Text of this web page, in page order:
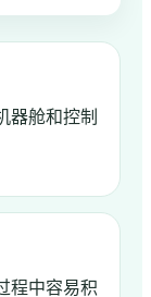
器舱和控制
程中容易积